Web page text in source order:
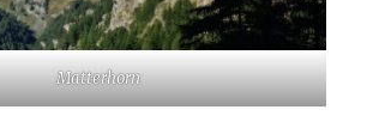
Matterhorn